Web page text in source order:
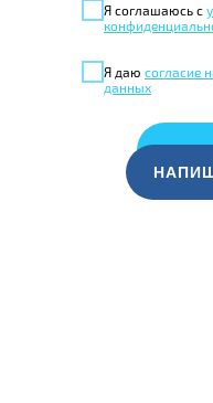
Я соглашаюсь с
Я даю согласие
данных